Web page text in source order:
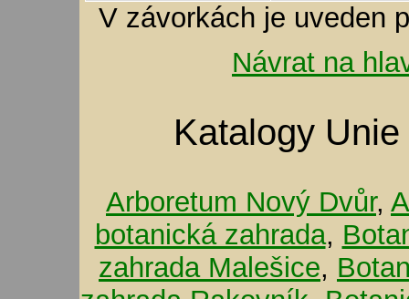
V závorkách je uveden
Návrat na
Katalogy
Arboretum Nový Dvůr,
botanická zahrada,
zahrada Malešice,